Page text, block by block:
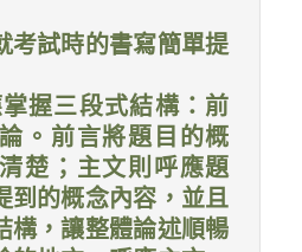
考試時的書寫簡單提
握三段式結構：前
。前言將題目的概
楚；主文則呼應題
到的概念內容，並且
構，讓整體論述順暢